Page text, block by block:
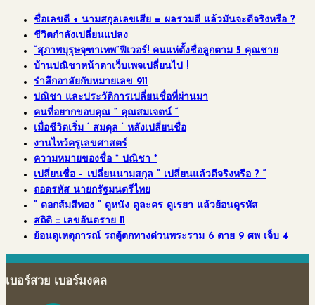
ชื่อเลขดี + นามสกุลเลขเสีย = ผลรวมดี แล้วมันจะดีจริงหรือ ?
ชีวิตกำลังเปลี่ยนแปลง
“สุภาพบุรุษจุฑาเทพ”ฟีเวอร์! คนแห่ตั้งชื่อลูกตาม 5 คุณชาย
บ้านปณิชาหน้าตาเว็บเพจเปลี่ยนไป !
รำลึกอาลัยกับหมายเลข 911
ปณิชา และประวัติการเปลี่ยนชื่อที่ผ่านมา
คนที่อยากขอบคุณ ” คุณสมเจตน์ “
เมื่อชีวิตเริ่ม ‘ สมดุล ‘ หลังเปลี่ยนชื่อ
งานไหว้ครูเลขศาสตร์
ความหมายของชื่อ * ปณิชา *
เปลี่ยนชื่อ – เปลี่ยนนามสกุล ” เปลี่ยนแล้วดีจริงหรือ ? “
ถอดรหัส นายกรัฐมนตรีไทย
” ดอกส้มสีทอง ” ดูหนัง ดูละคร ดูเรยา แล้วย้อนดูรหัส
สถิติ :: เลขอันตราย 11
ย้อนดูเหตุการณ์ รถตู้ตกทางด่วนพระราม 6 ตาย 9 ศพ เจ็บ 4
เบอร์สวย เบอร์มงคล